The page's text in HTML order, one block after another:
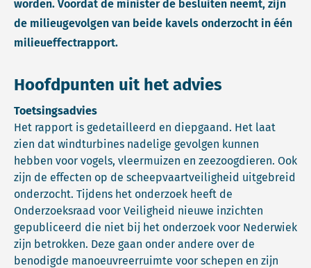
worden. Voordat de minister de besluiten neemt, zijn
de milieugevolgen van beide kavels onderzocht in één
milieueffectrapport.
Hoofdpunten uit het advies
Toetsingsadvies
Het rapport is gedetailleerd en diepgaand. Het laat
zien dat windturbines nadelige gevolgen kunnen
hebben voor vogels, vleermuizen en zeezoogdieren. Ook
zijn de effecten op de scheepvaartveiligheid uitgebreid
onderzocht. Tijdens het onderzoek heeft de
Onderzoeksraad voor Veiligheid nieuwe inzichten
gepubliceerd die niet bij het onderzoek voor Nederwiek
zijn betrokken. Deze gaan onder andere over de
benodigde manoeuvreerruimte voor schepen en zijn